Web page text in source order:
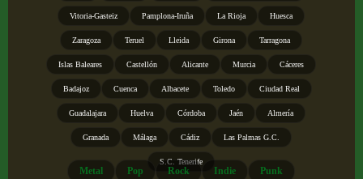
Vitoria-Gasteiz Pamplona-Iruña La Rioja Huesca
Zaragoza Teruel Lleida Girona Tarragona
Islas Baleares Castellón Alicante Murcia Cáceres
Badajoz Cuenca Albacete Toledo Ciudad Real
Guadalajara Huelva Córdoba Jaén Almería
Granada Málaga Cádiz Las Palmas G.C.
S.C. Tenerife
Metal Pop Rock Indie Punk